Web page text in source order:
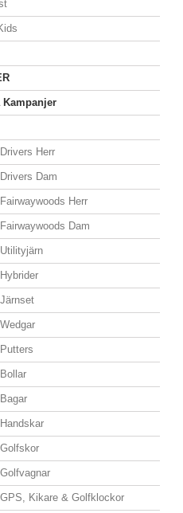
Kampanjer
Herr
Dam
Herr
Dam
Kikare & Golfklockor